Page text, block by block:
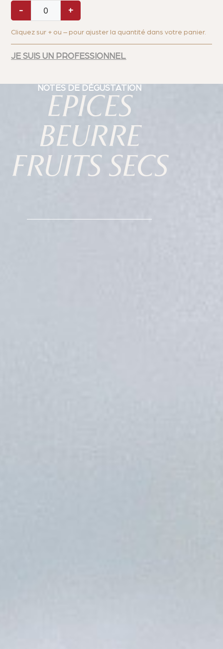
- +
Cliquez sur + ou – pour ajuster la quantité dans votre panier.
JE SUIS UN PROFESSIONNEL
NOTES DE DÉGUSTATION
EPICES
BEURRE
FRUITS SECS